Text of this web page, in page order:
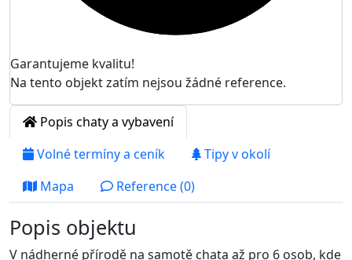
Garantujeme kvalitu!
Na tento objekt zatím nejsou žádné reference.
Popis chaty a vybavení
Volné termíny a ceník
Tipy v okolí
Mapa
Reference (0)
Popis objektu
V nádherné přírodě na samotě chata až pro 6 osob, kde